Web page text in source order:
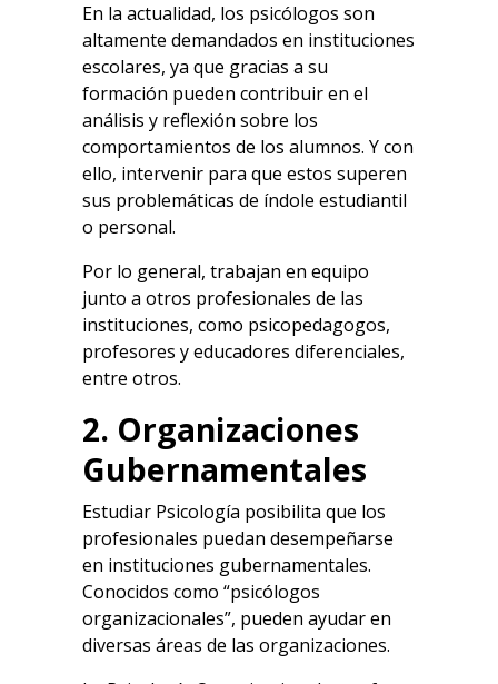
En la actualidad, los psicólogos son
altamente demandados en instituciones
escolares, ya que gracias a su
formación pueden contribuir en el
análisis y reflexión sobre los
comportamientos de los alumnos. Y con
ello, intervenir para que estos superen
sus problemáticas de índole estudiantil
o personal.
Por lo general, trabajan en equipo
junto a otros profesionales de las
instituciones, como psicopedagogos,
profesores y educadores diferenciales,
entre otros.
2. Organizaciones
Gubernamentales
Estudiar Psicología posibilita que los
profesionales puedan desempeñarse
en instituciones gubernamentales.
Conocidos como “psicólogos
organizacionales”, pueden ayudar en
diversas áreas de las organizaciones.